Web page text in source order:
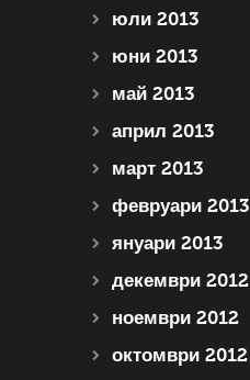
юли 2013
юни 2013
май 2013
април 2013
март 2013
февруари 2013
януари 2013
декември 2012
ноември 2012
октомври 2012